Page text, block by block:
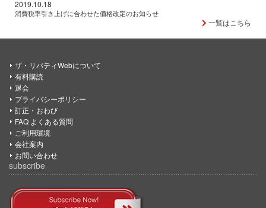
2019.10.18
消費税率引き上げに合わせた価格改定のお知らせ
一覧はこちら
ザ・リバティWebについて
有料購読
退会
プライバシーポリシー
訂正・おわび
FAQ よくある質問
ご利用環境
会社案内
お問い合わせ
subscribe